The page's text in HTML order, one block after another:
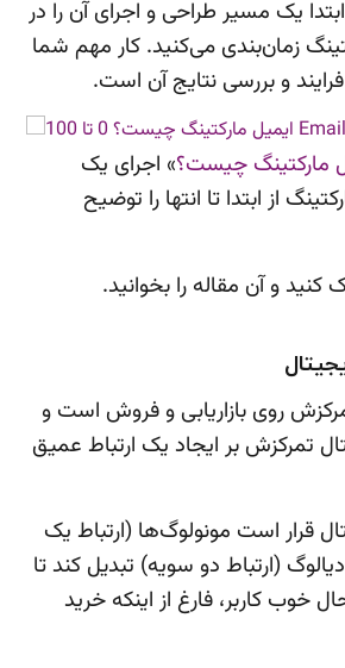
یک مسیر طراحی و اجرای آن را در
زمان‌بندی می‌کنید. کار مهم شما
و بررسی نتایج آن است.
مارکتینگ چیست؟» اجرای یک
از ابتدا تا انتها را توضیح
و آن مقاله را بخوانید.
روی بازاریابی و فروش است و
تمرکزش بر ایجاد یک ارتباط عمیق
قرار است مونولوگ‌ها (ارتباط یک
(ارتباط دو سویه) تبدیل کند تا
خوب کاربر، فارغ از اینکه خرید